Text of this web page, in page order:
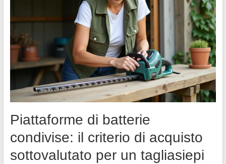
Piattaforme di batterie
condivise: il criterio di acquisto
sottovalutato per un tagliasiepi